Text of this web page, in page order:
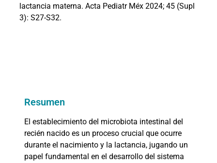
lactancia materna. Acta Pediatr Méx 2024; 45 (Supl
3): S27-S32.
Resumen
El establecimiento del microbiota intestinal del
recién nacido es un proceso crucial que ocurre
durante el nacimiento y la lactancia, jugando un
papel fundamental en el desarrollo del sistema